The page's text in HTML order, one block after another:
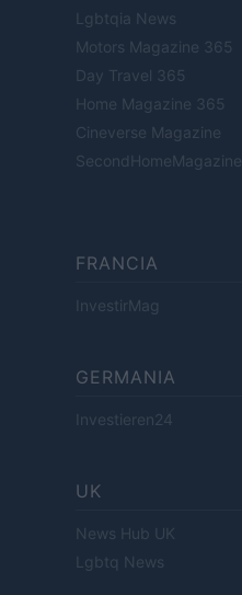
Lgbtqia News
Motors Magazine 365
Day Travel 365
Home Magazine 365
Cineverse Magazine
SecondHomeMagazine
FRANCIA
InvestirMag
GERMANIA
Investieren24
UK
News Hub UK
Lgbtq News